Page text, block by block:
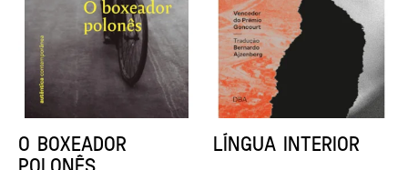
DENTES BRANCOS
UCRÂNIA